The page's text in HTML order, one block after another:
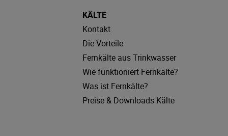
KÄLTE
Kontakt
Die Vorteile
Fernkälte aus Trinkwasser
Wie funktioniert Fernkälte?
Was ist Fernkälte?
Preise & Downloads Kälte